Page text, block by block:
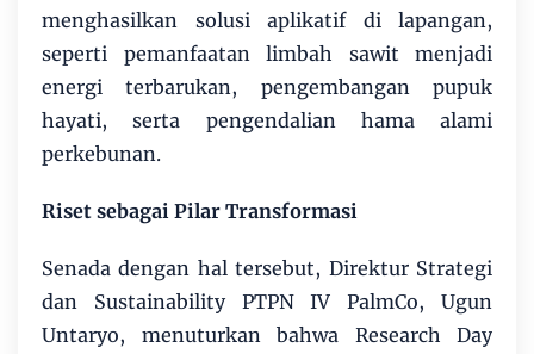
menghasilkan solusi aplikatif di lapangan,
seperti pemanfaatan limbah sawit menjadi
energi terbarukan, pengembangan pupuk
hayati, serta pengendalian hama alami
perkebunan.
Riset sebagai Pilar Transformasi
Senada dengan hal tersebut, Direktur Strategi
dan Sustainability PTPN IV PalmCo, Ugun
Untaryo, menuturkan bahwa Research Day